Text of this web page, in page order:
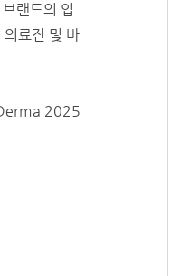
랜드의 입
의료진 및 바
2025